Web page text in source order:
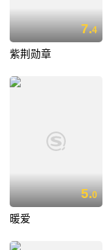
7.4
紫荆勋章
5.0
暖爱